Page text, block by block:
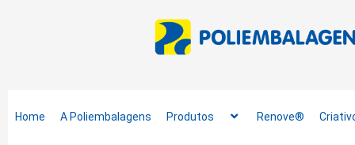
Home A Poliembalagens Produtos Renove®